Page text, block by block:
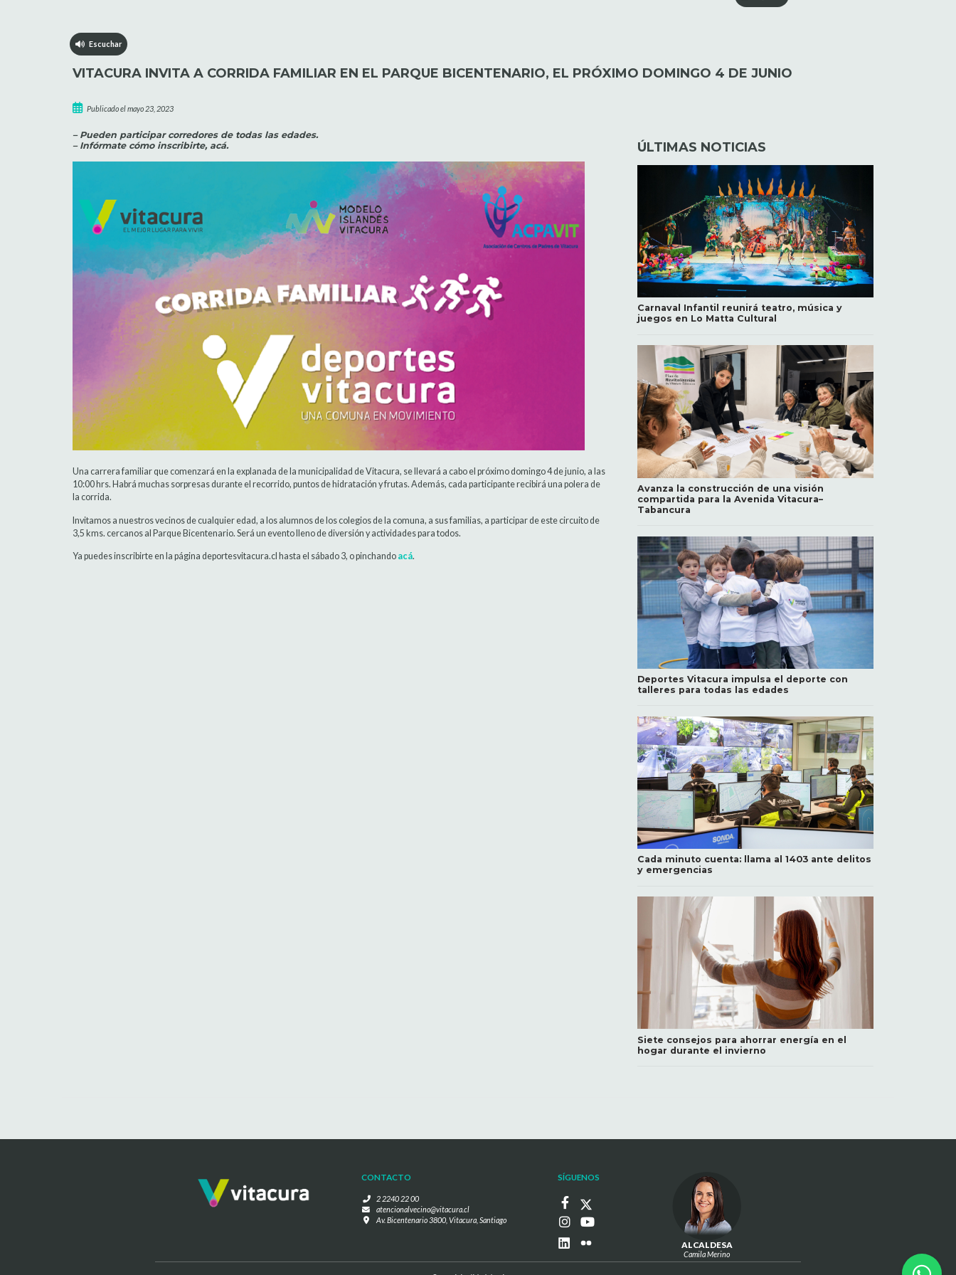
Escuchar
VITACURA INVITA A CORRIDA FAMILIAR EN EL PARQUE BICENTENARIO, EL PRÓXIMO DOMINGO 4 DE JUNIO
Publicado el mayo 23, 2023
– Pueden participar corredores de todas las edades.
– Infórmate cómo inscribirte, acá.
Una carrera familiar que comenzará en la explanada de la municipalidad de Vitacura, se llevará a cabo el próximo domingo 4 de junio, a las
10:00 hrs. Habrá muchas sorpresas durante el recorrido, puntos de hidratación y frutas. Además, cada participante recibirá una polera de
la corrida.
Invitamos a nuestros vecinos de cualquier edad, a los alumnos de los colegios de la comuna, a sus familias, a participar de este circuito de
3,5 kms. cercanos al Parque Bicentenario. Será un evento lleno de diversión y actividades para todos.
Ya puedes inscribirte en la página deportesvitacura.cl hasta el sábado 3, o pinchando acá.
ÚLTIMAS NOTICIAS
Carnaval Infantil reunirá teatro, música y
juegos en Lo Matta Cultural
Avanza la construcción de una visión
compartida para la Avenida Vitacura–
Tabancura
Deportes Vitacura impulsa el deporte con
talleres para todas las edades
Cada minuto cuenta: llama al 1403 ante delitos
y emergencias
Siete consejos para ahorrar energía en el
hogar durante el invierno
CONTACTO
2 2240 22 00
atencionalvecino@vitacura.cl
Av. Bicentenario 3800, Vitacura, Santiago
SÍGUENOS
ALCALDESA
Camila Merino